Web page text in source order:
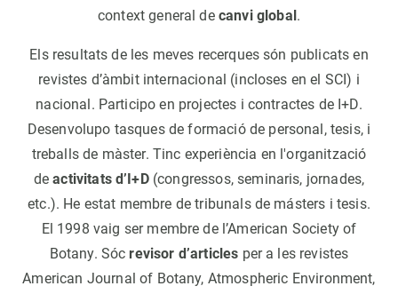
context general de canvi global.
Els resultats de les meves recerques són publicats en
revistes d’àmbit internacional (incloses en el SCI) i
nacional. Participo en projectes i contractes de I+D.
Desenvolupo tasques de formació de personal, tesis, i
treballs de màster. Tinc experiència en l'organització
deactivitats d’I+D(congressos, seminaris, jornades,
etc.). He estat membre de tribunals de másters i tesis.
El 1998 vaig ser membre de l’American Society of
Botany. Sócrevisor d’articles per a les revistes
American Journal of Botany, Atmospheric Environment,